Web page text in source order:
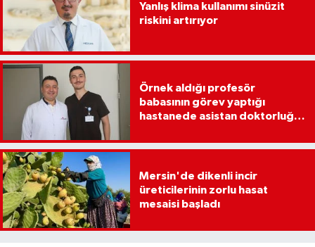
Yanlış klima kullanımı sinüzit
riskini artırıyor
Örnek aldığı profesör
babasının görev yaptığı
hastanede asistan doktorluğa
Mersin'de dikenli incir
üreticilerinin zorlu hasat
mesaisi başladı